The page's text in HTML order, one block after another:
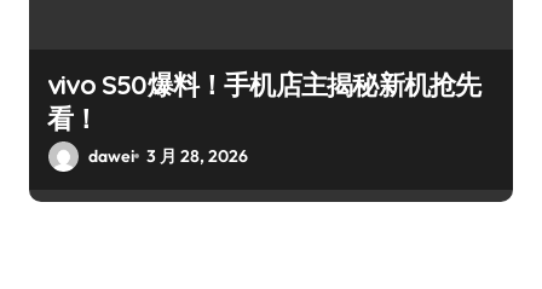
vivo S50爆料！手机店主揭秘新机抢先
看！
dawei 3 月 28, 2026